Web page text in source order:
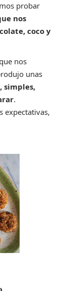
probar
nos
coco y
nos
unas
simples,
.
expectativas,